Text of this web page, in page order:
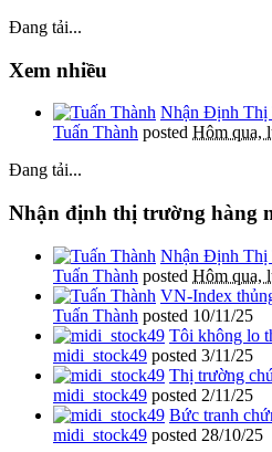
Đang tải...
Xem nhiều
Nhận Định Thị
Tuấn Thành posted Hôm qua,
Đang tải...
Nhận định thị trường hàng
Nhận Định Thị
Tuấn Thành posted Hôm qua,
VN-Index
Tuấn Thành posted 10/11/25
Tôi không lo
midi_stock49 posted 3/11/25
Thị trường
midi_stock49 posted 2/11/25
Bức tranh
midi_stock49 posted 28/10/25